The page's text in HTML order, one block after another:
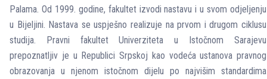
Palama. Od 1999. godine, fakultet izvodi nastavu i u svom odjeljenju
u Bijeljini. Nastava se uspješno realizuje na prvom i drugom ciklusu
studija. Pravni fakultet Univerziteta u Istočnom Sarajevu
prepoznatljiv je u Republici Srpskoj kao vodeća ustanova pravnog
obrazovanja u njenom istočnom dijelu po najvišim standardima